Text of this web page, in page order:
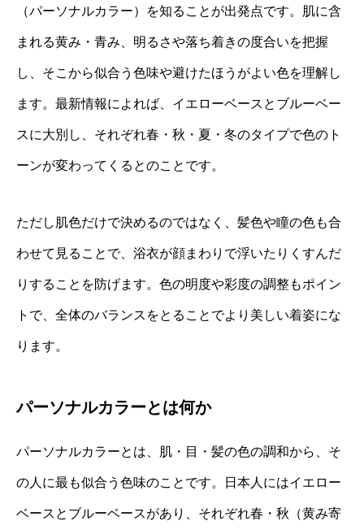
（パーソナルカラー）を知ることが出発点です。肌に含
まれる黄み・青み、明るさや落ち着きの度合いを把握
し、そこから似合う色味や避けたほうがよい色を理解し
ます。最新情報によれば、イエローベースとブルーベー
スに大別し、それぞれ春・秋・夏・冬のタイプで色のト
ーンが変わってくるとのことです。
ただし肌色だけで決めるのではなく、髪色や瞳の色も合
わせて見ることで、浴衣が顔まわりで浮いたりくすんだ
りすることを防げます。色の明度や彩度の調整もポイン
トで、全体のバランスをとることでより美しい着姿にな
ります。
パーソナルカラーとは何か
パーソナルカラーとは、肌・目・髪の色の調和から、そ
の人に最も似合う色味のことです。日本人にはイエロー
ベースとブルーベースがあり、それぞれ春・秋（黄み寄